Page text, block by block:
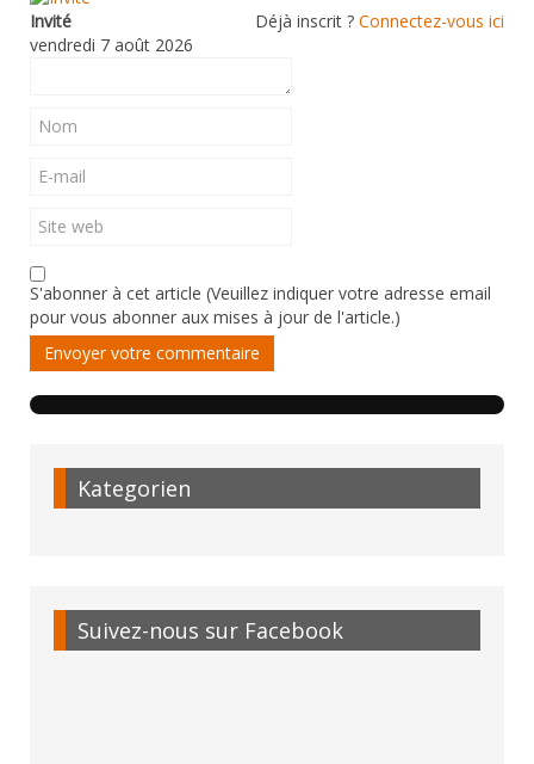
Déjà inscrit ? Connectez-vous ici
Invité
vendredi 7 août 2026
S'abonner à cet article (Veuillez indiquer votre adresse email
pour vous abonner aux mises à jour de l'article.)
Envoyer votre commentaire
Kategorien
Suivez-nous sur Facebook